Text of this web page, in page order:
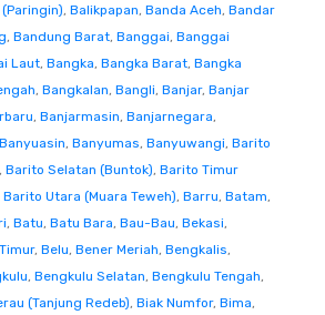
, Balikpapan, Banda Aceh, Bandar
, Bandung Barat, Banggai, Banggai
Laut, Bangka, Bangka Barat, Bangka
, Bangkalan, Bangli, Banjar, Banjar
, Banjarmasin, Banjarnegara,
Banyuasin, Banyumas, Banyuwangi, Barito
, Barito Selatan (Buntok), Barito Timur
Barito Utara (Muara Teweh), Barru, Batam,
, Batu, Batu Bara, Bau-Bau, Bekasi,
, Belu, Bener Meriah, Bengkalis,
, Bengkulu Selatan, Bengkulu Tengah,
(Tanjung Redeb), Biak Numfor, Bima,